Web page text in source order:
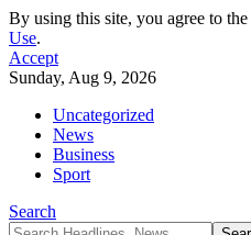
By using this site, you agree to the
Use.
Accept
Sunday, Aug 9, 2026
Uncategorized
News
Business
Sport
Search